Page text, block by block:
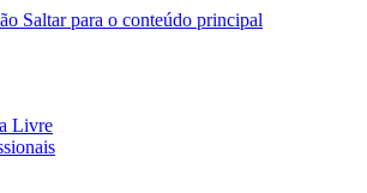
Saltar para o conteúdo principal
Livre